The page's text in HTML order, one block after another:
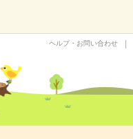
ヘルプ・お問い合わせ